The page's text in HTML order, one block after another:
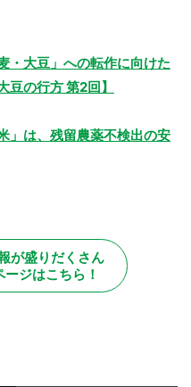
・大豆」への転作に向けた
の行方 第2回】
」は、残留農薬不検出の安
が盛りだくさん
ジはこちら！